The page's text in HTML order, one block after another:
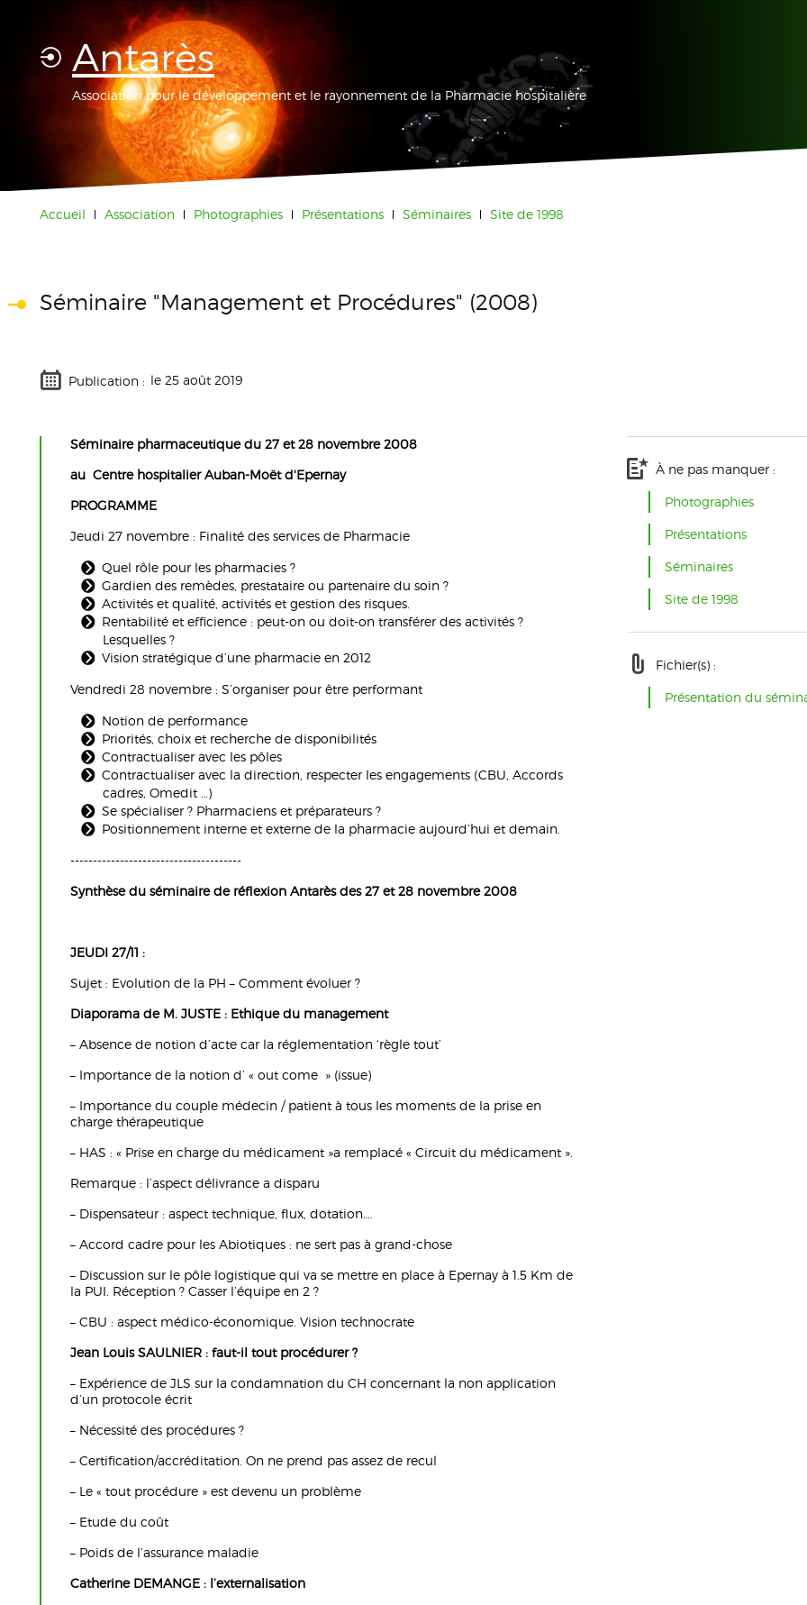
Antarès
Association pour le développement et le rayonnement de la Pharmacie hospitalière
Accueil Association Photographies Présentations Séminaires Site de 1998
Séminaire "Management et Procédures" (2008)
Publication : le 25 août 2019
Séminaire pharmaceutiquedu 27 et 28 novembre 2008
au Centre hospitalier Auban-Moët d'Epernay
PROGRAMME
Jeudi 27 novembre : Finalité des services de Pharmacie
Quel rôle pour les pharmacies ?
Gardien des remèdes, prestataire ou partenaire du soin ?
Activités et qualité, activités et gestion des risques.
Rentabilité et efficience : peut-on ou doit-on transférer des activités ?
Lesquelles ?
Vision stratégique d’une pharmacie en 2012
Vendredi 28 novembre : S’organiser pour être performant
Notion de performance
Priorités, choix et recherche de disponibilités
Contractualiser avec les pôles
Contractualiser avec la direction, respecter les engagements (CBU, Accords
cadres, Omedit …)
Se spécialiser ? Pharmaciens et préparateurs ?
Positionnement interne et externe de la pharmacie aujourd’hui et demain.
--------------------------------------
Synthèse du séminaire de réflexion Antarès des 27 et 28 novembre 2008
JEUDI 27/11 :
Sujet : Evolution de la PH – Comment évoluer ?
Diaporama de M. JUSTE : Ethique du management
– Absence de notion d’acte car la réglementation ‘règle tout’
– Importance de la notion d’ « out come » (issue)
– Importance du couple médecin / patient à tous les moments de la prise en
charge thérapeutique
– HAS : « Prise en charge du médicament »a remplacé « Circuit du médicament ».
Remarque : l’aspect délivrance a disparu
– Dispensateur : aspect technique, flux, dotation….
– Accord cadre pour les Abiotiques : ne sert pas à grand-chose
– Discussion sur le pôle logistique qui va se mettre en place à Epernay à 1.5 Km de
la PUI. Réception ? Casser l’équipe en 2 ?
– CBU : aspect médico-économique. Vision technocrate
Jean Louis SAULNIER : faut-il tout procédurer ?
– Expérience de JLS sur la condamnation du CH concernant la non application
d’un protocole écrit
– Nécessité des procédures ?
– Certification/accréditation. On ne prend pas assez de recul
– Le « tout procédure » est devenu un problème
– Etude du coût
– Poids de l’assurance maladie
Catherine DEMANGE : l’externalisation
À ne pas manquer :
Photographies
Présentations
Séminaires
Site de 1998
Fichier(s) :
Présentation du